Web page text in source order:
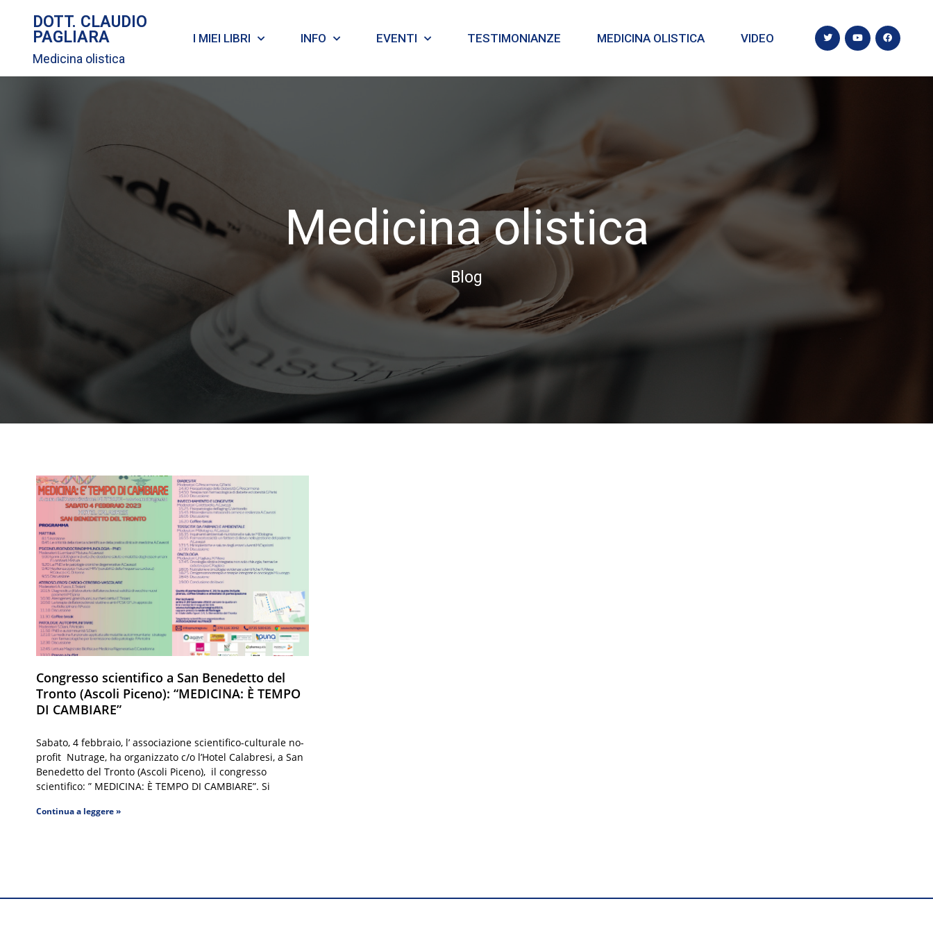
DOTT. CLAUDIO
PAGLIARA
Medicina olistica
I MIEI LIBRI INFO EVENTI TESTIMONIANZE MEDICINA OLISTICA VIDEO
Medicina olistica
Blog
Congresso scientifico a San Benedetto del
Tronto (Ascoli Piceno): “MEDICINA: È TEMPO
DI CAMBIARE”
Sabato, 4 febbraio, l’ associazione scientifico-culturale no-
profit Nutrage, ha organizzato c/o l’Hotel Calabresi, a San
Benedetto del Tronto (Ascoli Piceno), il congresso
scientifico: ” MEDICINA: È TEMPO DI CAMBIARE”. Si
Continua a leggere »